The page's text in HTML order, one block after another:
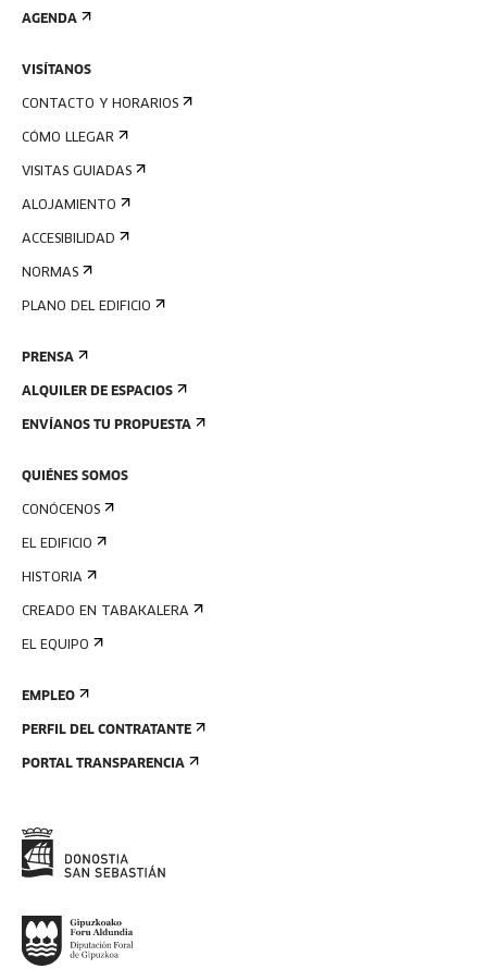
AGENDA
VISÍTANOS
CONTACTO Y HORARIOS
CÓMO LLEGAR
VISITAS GUIADAS
ALOJAMIENTO
ACCESIBILIDAD
NORMAS
PLANO DEL EDIFICIO
PRENSA
ALQUILER DE ESPACIOS
ENVÍANOS TU PROPUESTA
QUIÉNES SOMOS
CONÓCENOS
EL EDIFICIO
HISTORIA
CREADO EN TABAKALERA
EL EQUIPO
EMPLEO
PERFIL DEL CONTRATANTE
PORTAL TRANSPARENCIA